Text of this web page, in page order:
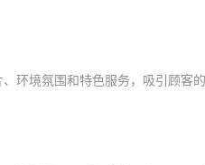
环境氛围和特色服务，吸引顾客